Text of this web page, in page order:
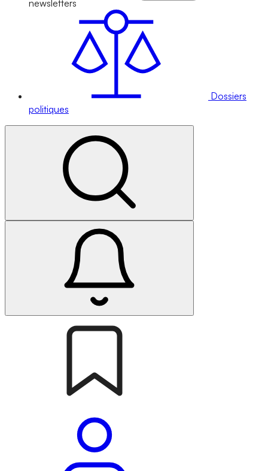
newsletters
Dossiers
politiques